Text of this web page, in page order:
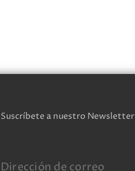
Suscríbete a nuestro Newsletter